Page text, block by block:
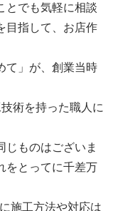
とでも気軽に相談
目指して、お店作
て」が、創業当時
術を持った職人に
じものはございま
をとってに千差万
施工方法や対応は